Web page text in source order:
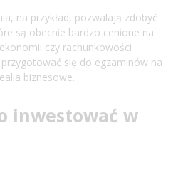
na przykład, pozwalają zdobyć
są obecnie bardzo cenione na
czy rachunkowości
się do egzaminów na
biznesowe.
inwestować w